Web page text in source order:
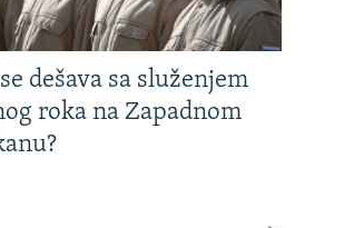
dešava sa služenjem
roka na Zapadnom